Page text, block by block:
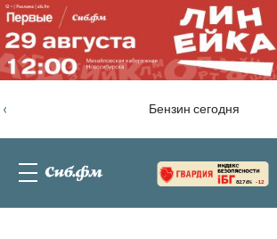
Бензин сегодня
‹
82.76% -1.2